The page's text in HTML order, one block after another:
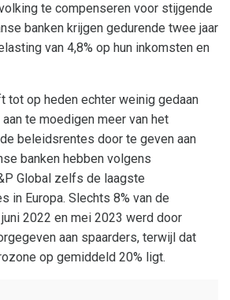
te compenseren voor stijgende
banken krijgen gedurende twee jaar
van 4,8% op hun inkomsten en
tot op heden echter weinig gedaan
te moedigen meer van het
beleidsrentes door te geven aan
banken hebben volgens
Global zelfs de laagste
in Europa. Slechts 8% van de
2022 en mei 2023 werd door
aan spaarders, terwijl dat
op gemiddeld 20% ligt.